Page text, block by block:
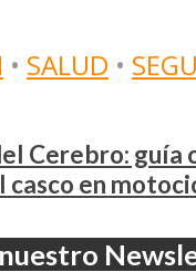
• SALUD •
Cerebro: guía
casco en